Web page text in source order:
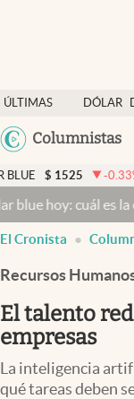
ÚLTIMAS
NOTICIAS
DÓLAR
Columnistas
Dólar
Members
Economía y Política
Finanzas y Mercados
Mercados Online
Negocios
Columnistas
Otras secciones
Apertura
1525 -0.33%
cuál es la
El Cronista
Recursos
El talento
empresas
La inteligencia
qué tareas deben